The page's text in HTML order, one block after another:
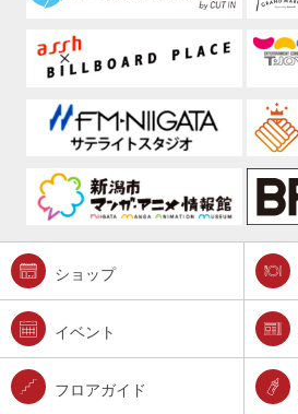
ショップ
イベント
フロアガイド